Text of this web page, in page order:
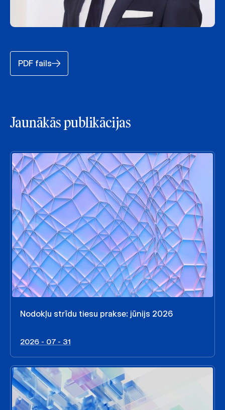
PDF fails
Jaunākās publikācijas
Nodokļu strīdu tiesu prakse: jūnijs 2026
2026 - 07 - 31